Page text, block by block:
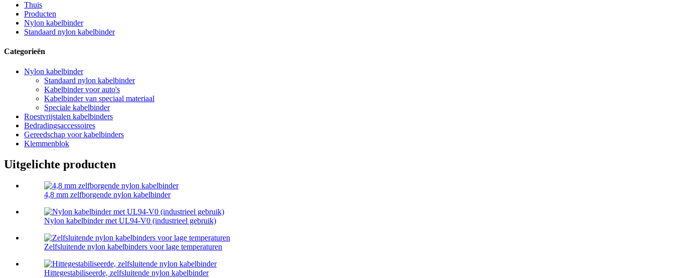
Thuis
Producten
Nylon kabelbinder
Standaard nylon kabelbinder
Categorieën
Nylon kabelbinder
Standaard nylon kabelbinder
Kabelbinder voor auto's
Kabelbinder van speciaal materiaal
Speciale kabelbinder
Roestvrijstalen kabelbinders
Bedradingsaccessoires
Gereedschap voor kabelbinders
Klemmenblok
Uitgelichte producten
4,8 mm zelfborgende nylon kabelbinder
Nylon kabelbinder met UL94-V0 (industrieel gebruik)
Zelfsluitende nylon kabelbinders voor lage temperaturen
Hittegestabiliseerde, zelfsluitende nylon kabelbinder